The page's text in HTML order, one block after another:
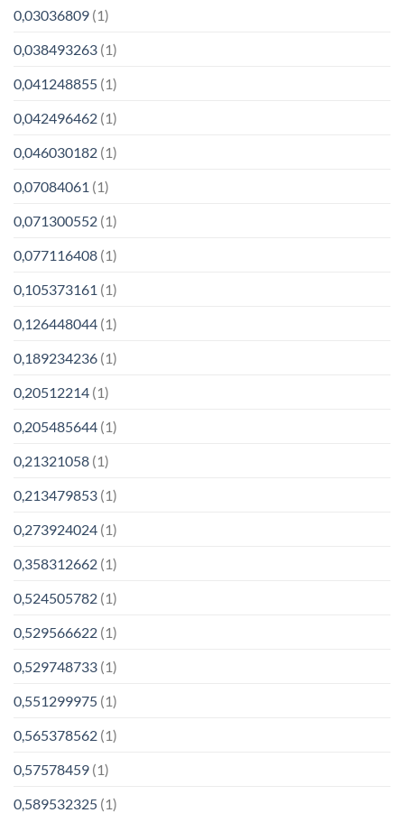
0,03036809 (1)
0,038493263 (1)
0,041248855 (1)
0,042496462 (1)
0,046030182 (1)
0,07084061 (1)
0,071300552 (1)
0,077116408 (1)
0,105373161 (1)
0,126448044 (1)
0,189234236 (1)
0,20512214 (1)
0,205485644 (1)
0,21321058 (1)
0,213479853 (1)
0,273924024 (1)
0,358312662 (1)
0,524505782 (1)
0,529566622 (1)
0,529748733 (1)
0,551299975 (1)
0,565378562 (1)
0,57578459 (1)
0,589532325 (1)